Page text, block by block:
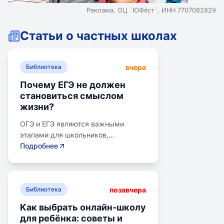
Реклама. ОЦ `ЮФёст`. ИНН 7707082829
Статьи о частных школах
Библиотека вчера
Почему ЕГЭ не должен
становиться смыслом
жизни?
ОГЭ и ЕГЭ являются важными
этапами для школьников,
готовящихся к переходу на
старшего подросткового и
помогает детям развивать
Подробнее
Библиотека позавчера
Как выбрать онлайн-школу
для ребёнка: советы и